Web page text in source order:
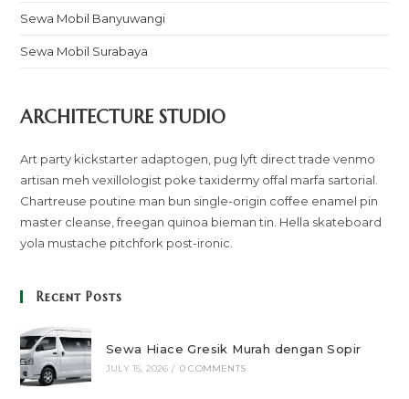
Sewa Mobil Banyuwangi
Sewa Mobil Surabaya
ARCHITECTURE STUDIO
Art party kickstarter adaptogen, pug lyft direct trade venmo
artisan meh vexillologist poke taxidermy offal marfa sartorial.
Chartreuse poutine man bun single-origin coffee enamel pin
master cleanse, freegan quinoa bieman tin. Hella skateboard
yola mustache pitchfork post-ironic.
Recent Posts
Sewa Hiace Gresik Murah dengan Sopir
JULY 15, 2026 / 0 COMMENTS